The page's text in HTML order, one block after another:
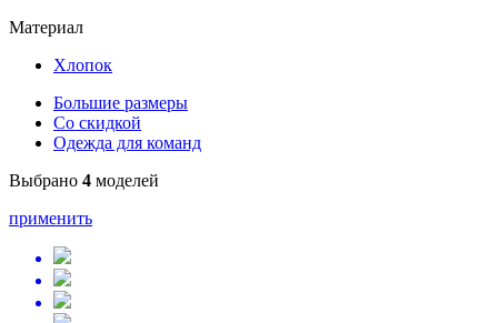
Материал
Хлопок
Большие размеры
Со скидкой
Одежда для команд
Выбрано 4 моделей
применить